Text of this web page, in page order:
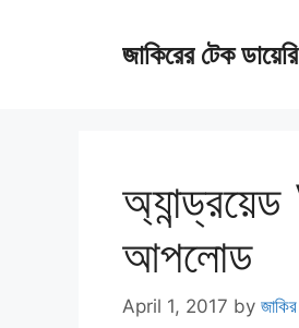
জাকিরের টেক ডায়েরি
আপলোড
April 1, 2017 by